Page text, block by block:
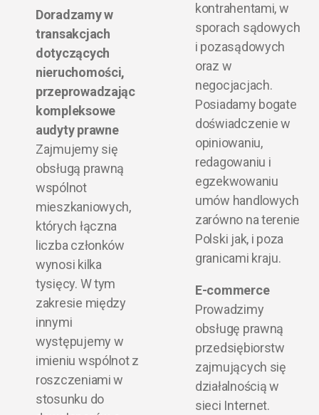
Doradzamy w
transakcjach
dotyczących
nieruchomości,
przeprowadzając
kompleksowe
audyty prawne
Zajmujemy się
obsługą prawną
wspólnot
mieszkaniowych,
których łączna
liczba członków
wynosi kilka
tysięcy. W tym
zakresie między
innymi
występujemy w
imieniu wspólnot z
roszczeniami w
stosunku do
kontrahentami, w
sporach sądowych
i pozasądowych
oraz w
negocjacjach.
Posiadamy bogate
doświadczenie w
opiniowaniu,
redagowaniu i
egzekwowaniu
umów handlowych
zarówno na terenie
Polski jak, i poza
granicami kraju.
E-commerce
Prowadzimy
obsługę prawną
przedsiębiorstw
zajmujących się
działalnością w
sieci Internet.